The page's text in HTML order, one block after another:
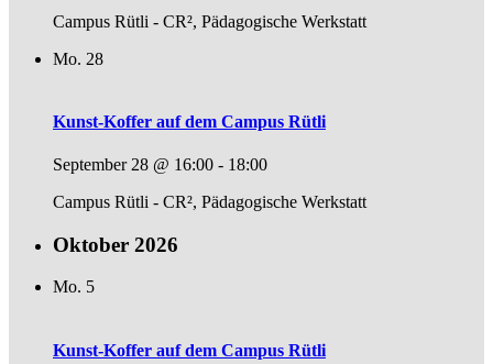
Campus Rütli - CR², Pädagogische Werkstatt
Mo. 28
Kunst-Koffer auf dem Campus Rütli
September 28 @ 16:00 - 18:00
Campus Rütli - CR², Pädagogische Werkstatt
Oktober 2026
Mo. 5
Kunst-Koffer auf dem Campus Rütli